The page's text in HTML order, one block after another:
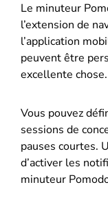
Le minuteur
l’extension de
l’application
peuvent être
excellente chose.
Vous pouvez
sessions de
pauses courtes.
d’activer les
minuteur